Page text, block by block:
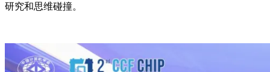
研究和思维碰撞。